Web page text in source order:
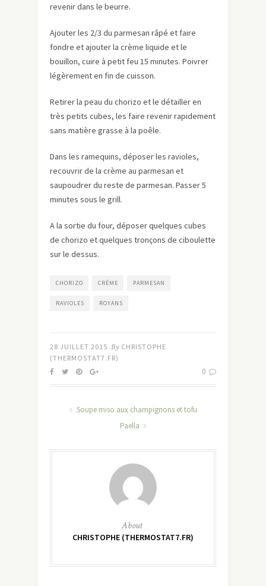
revenir dans le beurre.
Ajouter les 2/3 du parmesan râpé et faire
fondre et ajouter la crème liquide et le
bouillon, cuire à petit feu 15 minutes. Poivrer
légèrement en fin de cuisson.
Retirer la peau du chorizo et le détailler en
très petits cubes, les faire revenir rapidement
sans matière grasse à la poêle.
Dans les ramequins, déposer les ravioles,
recouvrir de la crème au parmesan et
saupoudrer du reste de parmesan. Passer 5
minutes sous le grill.
A la sortie du four, déposer quelques cubes
de chorizo et quelques tronçons de ciboulette
sur le dessus.
CHORIZO CRÈME PARMESAN
RAVIOLES ROYANS
28 JUILLET 2015 By CHRISTOPHE
(THERMOSTAT7.FR)
0
Soupe miso aux champignons et tofu
Paella
About
CHRISTOPHE (THERMOSTAT7.FR)